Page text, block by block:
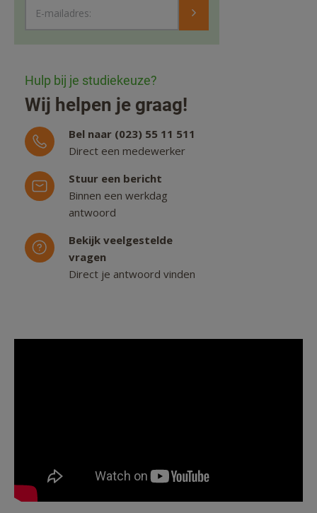
E-mailadres:
Hulp bij je studiekeuze?
Wij helpen je graag!
Bel naar (023) 55 11 511
Direct een medewerker
Stuur een bericht
Binnen een werkdag
antwoord
Bekijk veelgestelde
vragen
Direct je antwoord vinden